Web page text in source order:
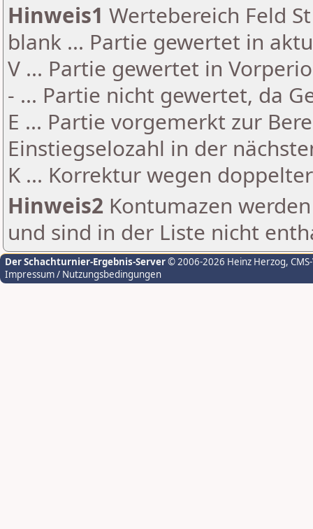
Hinweis1 Wertebereich Feld
blank ... Partie gewertet in
V ... Partie gewertet in
- ... Partie nicht gewertet, da
E ... Partie vorgemerkt zur
Einstiegselozahl in der
K ... Korrektur wegen
Hinweis2 Kontumazen
und sind in der Liste nicht
Der Schachturnier-Ergebnis-Server© 2006-2026 Heinz Herzog,
Impressum / Nutzungsbedingungen